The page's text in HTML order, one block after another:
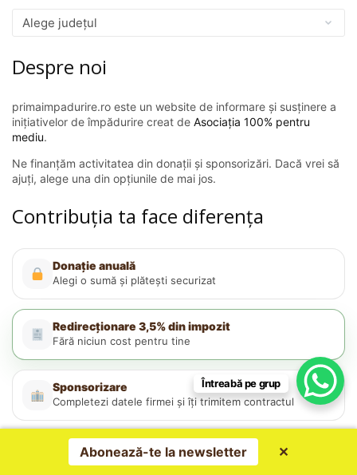
Despre noi
primaimpadurire.ro este un website de informare și susținere a
inițiativelor de împădurire creat de Asociația 100% pentru
mediu.
Ne finanțăm activitatea din donații și sponsorizări. Dacă vrei să
ajuți, alege una din opțiunile de mai jos.
Contribuția ta face diferența
Donație anuală
Alegi o sumă și plătești securizat
Redirecționare 3,5% din impozit
Fără niciun cost pentru tine
Sponsorizare
Completezi datele firmei și îți trimitem contractul
Abonează-te la newsletter ✕
Întreabă pe grup